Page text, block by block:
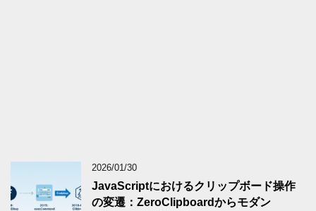
2026/01/30
JavaScriptにおけるクリップボード操作
の変遷：ZeroClipboardからモダン